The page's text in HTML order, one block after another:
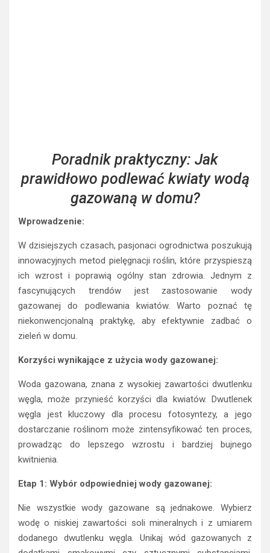
gazowaną w domu?
Wprowadzenie:
W dzisiejszych czasach, pasjonaci ogrodnictwa poszukują
innowacyjnych metod pielęgnacji roślin, które przyspieszą
ich wzrost i poprawią ogólny stan zdrowia. Jednym z
fascynujących trendów jest zastosowanie wody
gazowanej do podlewania kwiatów. Warto poznać tę
niekonwencjonalną praktykę, aby efektywnie zadbać o
zieleń w domu.
Korzyści wynikające z użycia wody gazowanej:
węgla, może przynieść korzyści dla kwiatów. Dwutlenek
węgla jest kluczowy dla procesu fotosyntezy, a jego
dostarczanie roślinom może zintensyfikować ten proces,
prowadząc do lepszego wzrostu i bardziej bujnego
kwitnienia.
Etap 1: Wybór odpowiedniej wody gazowanej:
wodę o niskiej zawartości soli mineralnych i z umiarem
dodanego dwutlenku węgla. Unikaj wód gazowanych z
dodatkami smakowymi czy sztucznymi substancjami,
które mogą negatywnie wpływać na rośliny.